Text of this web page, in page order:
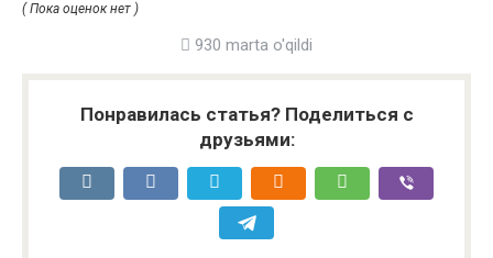
( Пока оценок нет )
930 marta o'qildi
Понравилась статья? Поделиться с
друзьями: